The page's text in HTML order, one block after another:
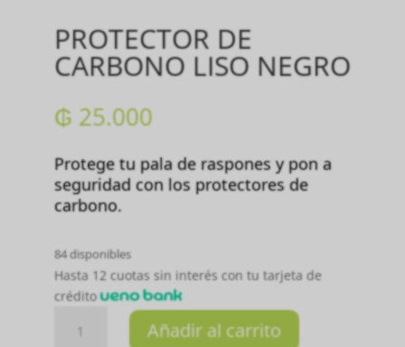
PROTECTOR DE
CARBONO LISO NEGRO
₲ 25.000
Protege tu pala de raspones y pon a
seguridad con los protectores de
carbono.
84 disponibles
Hasta 12 cuotas sin interés con tu tarjeta de
crédito
Añadir al carrito